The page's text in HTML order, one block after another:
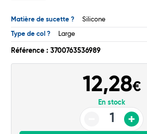
Matière de sucette ? Silicone
Type de col ? Large
Référence : 3700763536989
12,28€
En stock